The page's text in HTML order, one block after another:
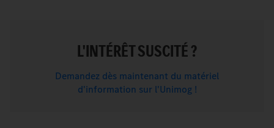
L'INTÉRÊT SUSCITÉ ?
Demandez dès maintenant du matériel
d'information sur l'Unimog !